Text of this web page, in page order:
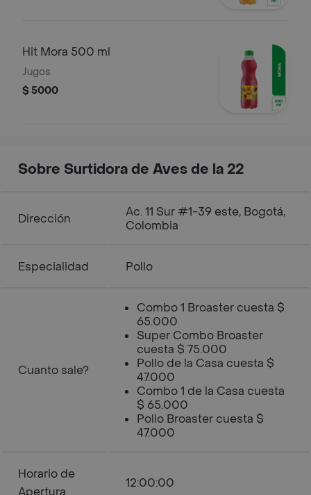
Hit Mora 500 ml
Jugos
$ 5000
Sobre Surtidora de Aves de la 22
Dirección
Ac. 11 Sur #1-39 este, Bogotá,
Colombia
Especialidad Pollo
Cuanto sale?
Combo 1 Broaster cuesta $
65.000
Super Combo Broaster
cuesta $ 75.000
Pollo de la Casa cuesta $
47.000
Combo 1 de la Casa cuesta
$ 65.000
Pollo Broaster cuesta $
47.000
Horario de
Apertura
12:00:00